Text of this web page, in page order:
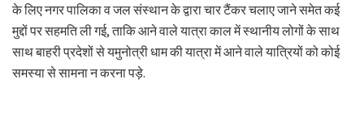
के लिए नगर पालिका व जल संस्थान के द्वारा चार टैंकर चलाए जाने समेत कई
मुद्दों पर सहमति ली गई, ताकि आने वाले यात्रा काल में स्थानीय लोगों के साथ
साथ बाहरी प्रदेशों से यमुनोत्री धाम की यात्रा में आने वाले यात्रियों को कोई
समस्या से सामना न करना पड़े.